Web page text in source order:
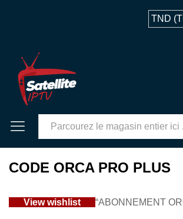
CODE ORCA PRO PLUS
View wishlist “ABONNEMENT